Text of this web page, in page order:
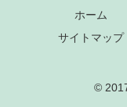
ホーム
サイトマップ
©